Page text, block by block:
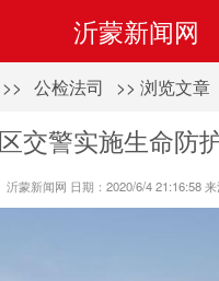
沂蒙新闻网
>> 公检法司 >> 浏览文章
交警实施生命防
沂蒙新闻网 日期：2020/6/4 21:16:58